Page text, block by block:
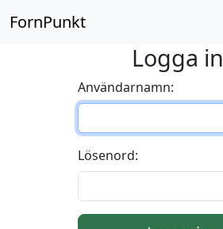
FornPunkt
Logga in
Användarnamn:
Lösenord: